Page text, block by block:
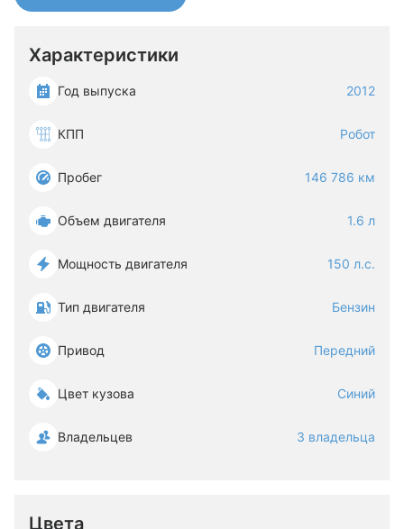
Характеристики
Год выпуска 2012
КПП Робот
Пробег 146 786 км
Объем двигателя 1.6 л
Мощность двигателя 150 л.с.
Тип двигателя Бензин
Привод Передний
Цвет кузова Синий
Владельцев 3 владельца
Цвета